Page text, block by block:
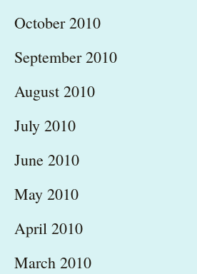
October 2010
September 2010
August 2010
July 2010
June 2010
May 2010
April 2010
March 2010